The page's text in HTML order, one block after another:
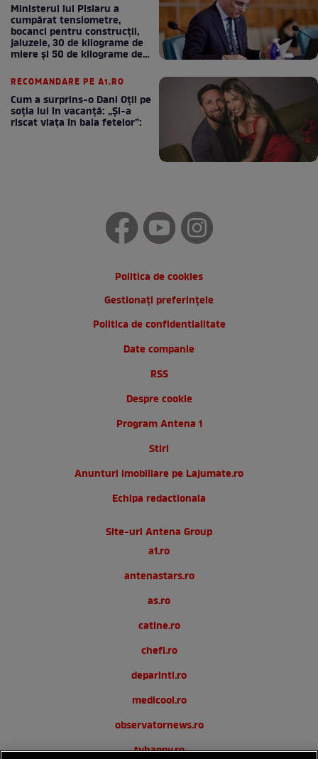
Ministerul lui Pîslaru a
cumpărat tensiometre,
bocanci pentru construcții,
jaluzele, 30 de kilograme de
miere și 50 de kilograme de
RECOMANDARE PE A1.RO
Cum a surprins-o Dani Oțil pe
soția lui în vacanță: „Și-a
riscat viața în baia fetelor”:
Politica de cookies
Gestionați preferințele
Politica de confidentialitate
Date companie
RSS
Despre cookie
Program Antena 1
Stiri
Anunturi imobiliare pe Lajumate.ro
Echipa redactionala
Site-uri Antena Group
a1.ro
antenastars.ro
as.ro
catine.ro
chefi.ro
deparinti.ro
medicool.ro
observatornews.ro
tvhappy.ro